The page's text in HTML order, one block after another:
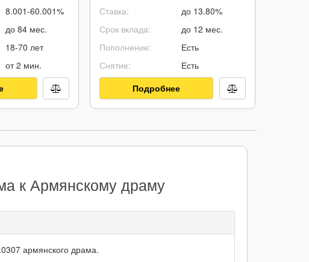
8.001-60.001%
до 84 мес.
18-70 лет
от 2 мин.
Ставка:
Срок вклада:
Пополнение:
Снятие:
до 13.80%
до 12 мес.
Есть
Есть
Подробнее
к Армянскому драму
армянского драма.